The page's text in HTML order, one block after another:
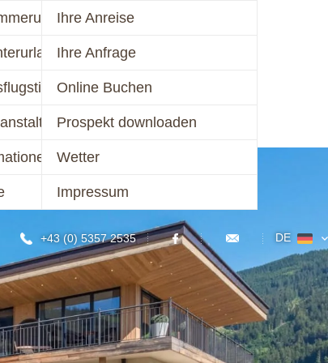
2026
27
2026/27
Ihre Anreise
Ihre Anfrage
Online Buchen
Prospekt downloaden
Wetter
Impressum
+43 (0) 5357 2535 DE